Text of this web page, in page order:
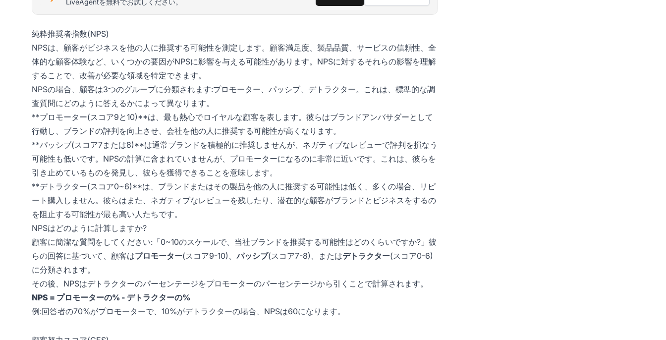
LiveAgentを無料でお試しください。
純粋推奨者指数(NPS)
NPSは、顧客がビジネスを他の人に推奨する可能性を測定します。顧客満足度、製品品質、サービスの信頼性、全
体的な顧客体験など、いくつかの要因がNPSに影響を与える可能性があります。NPSに対するそれらの影響を理解
することで、改善が必要な領域を特定できます。
NPSの場合、顧客は3つのグループに分類されます:プロモーター、パッシブ、デトラクター。これは、標準的な調
査質問にどのように答えるかによって異なります。
**プロモーター(スコア9と10)**は、最も熱心でロイヤルな顧客を表します。彼らはブランドアンバサダーとして
行動し、ブランドの評判を向上させ、会社を他の人に推奨する可能性が高くなります。
**パッシブ(スコア7または8)**は通常ブランドを積極的に推奨しませんが、ネガティブなレビューで評判を損なう
可能性も低いです。NPSの計算に含まれていませんが、プロモーターになるのに非常に近いです。これは、彼らを
引き止めているものを発見し、彼らを獲得できることを意味します。
**デトラクター(スコア0~6)**は、ブランドまたはその製品を他の人に推奨する可能性は低く、多くの場合、リピ
ート購入しません。彼らはまた、ネガティブなレビューを残したり、潜在的な顧客がブランドとビジネスをするの
を阻止する可能性が最も高い人たちです。
NPSはどのように計算しますか?
顧客に簡潔な質問をしてください:「0~10のスケールで、当社ブランドを推奨する可能性はどのくらいですか?」彼
らの回答に基づいて、顧客はプロモーター(スコア9-10)、パッシブ(スコア7-8)、またはデトラクター(スコア0-6)
に分類されます。
その後、NPSはデトラクターのパーセンテージをプロモーターのパーセンテージから引くことで計算されます。
NPS = プロモーターの% - デトラクターの%
例:回答者の70%がプロモーターで、10%がデトラクターの場合、NPSは60になります。